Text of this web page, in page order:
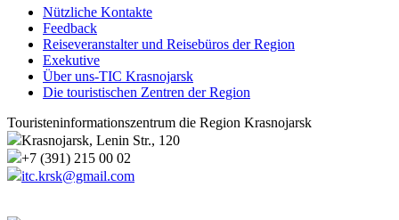
Nützliche Kontakte
Feedback
Reiseveranstalter und Reisebüros der Region
Exekutive
Über uns-TIC Krasnojarsk
Die touristischen Zentren der Region
Touristeninformationszentrum die Region Krasnojarsk
Krasnojarsk, Lenin Str., 120
+7 (391) 215 00 02
itc.krsk@gmail.com